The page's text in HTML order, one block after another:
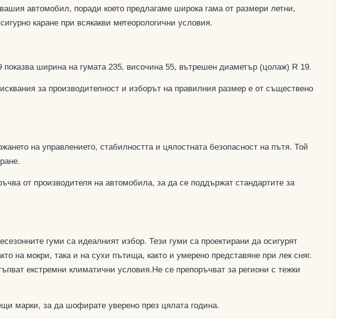
автомобил, поради което предлагаме широка гама от размери летни,
каране при всякакви метеорологични условия.
ширина на гумата 235, височина 55, вътрешен диаметър (цолаж) R 19.
за производителност и изборът на правилния размер е от съществено
на управлението, стабилността и цялостната безопасност на пътя. Той
от производителя на автомобила, за да се поддържат стандартите за
гуми са идеалният избор. Тези гуми са проектирани да осигурят
на мокри, така и на сухи пътища, както и умерено представяне при лек сняг.
екстремни климатични условия.Не се препоръчват за региони с тежки
марки, за да шофирате уверено през цялата година.